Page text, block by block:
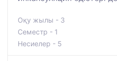
Оқу жылы - 3
Семестр - 1
Несиелер - 5